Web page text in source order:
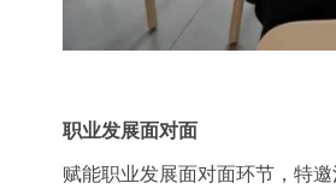
职业发展面对面
赋能职业发展面对面环节，特